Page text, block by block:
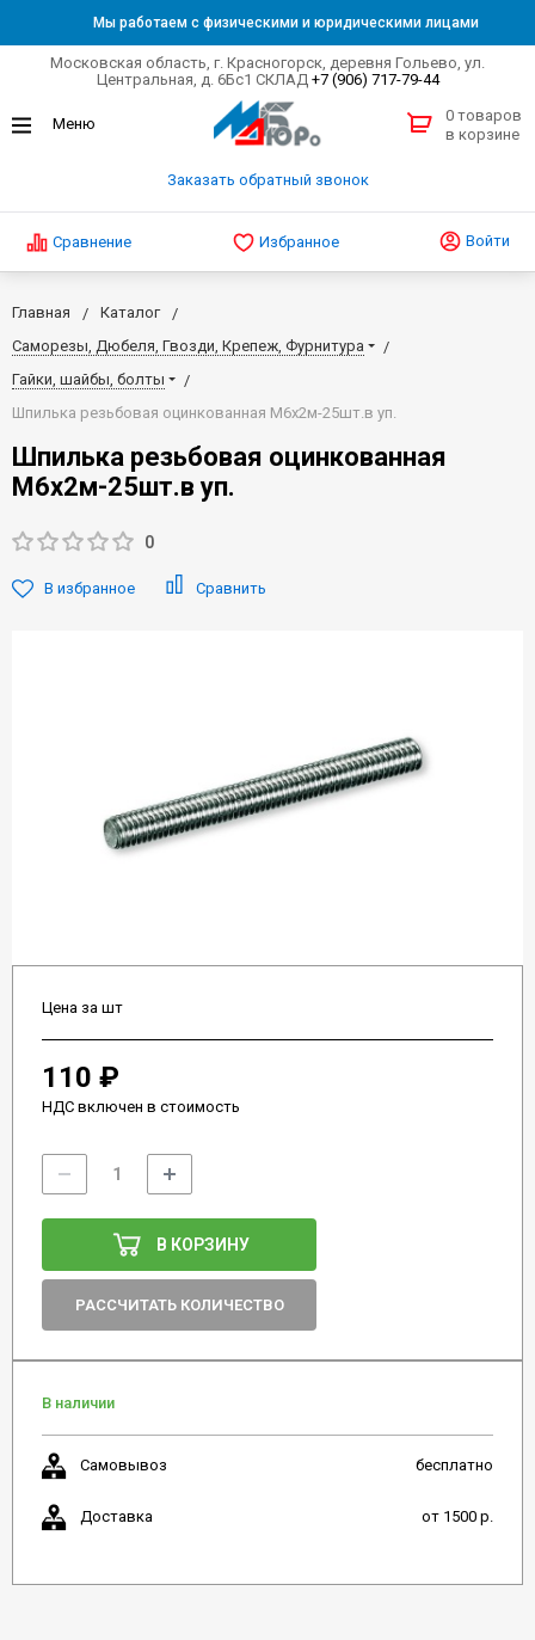
Мы работаем с физическими и юридическими лицами
Московская область, г. Красногорск, деревня Гольево, ул.
Центральная, д. 6Бс1 СКЛАД +7 (906) 717-79-44
Заказать обратный звонок
0 товаров
в корзине
Сравнение Избранное Войти
Главная
Каталог
Саморезы, Дюбеля, Гвозди, Крепеж, Фурнитура
Гайки, шайбы, болты
Шпилька резьбовая оцинкованная М6х2м-25шт.в уп.
Шпилька резьбовая оцинкованная
М6х2м-25шт.в уп.
0
В избранное Сравнить
Цена за шт
110 ₽
НДС включен в стоимость
В КОРЗИНУ
РАССЧИТАТЬ КОЛИЧЕСТВО
В наличии
Самовывоз бесплатно
Доставка от 1500 р.